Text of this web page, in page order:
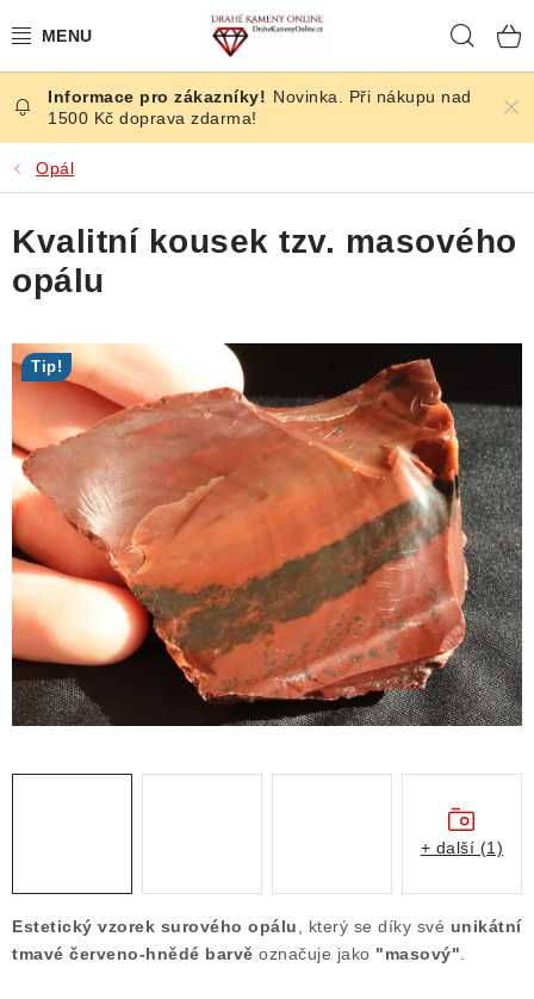
na
ČESKÉ KAMENY
ŠPERKY
KAMENY ZE SVĚTA
BROUŠENÉ
SLEVY
ÚČINKY
KRYSTALY
ČLÁNKY
NALEZIŠTĚ
NÁŠ PŘÍBĚH
VIDEOGALERIE
Ochrana osobních údajů
Novinka. Při nákupu nad
1500 Kč doprava zdarma!
Opál
Estetický vzorek surového opálu , který se díky své unikátní
tmavé červeno-hnědé barvě označuje jako "masový"
Kvalitní kousek tzv. masového
opálu
Tip!
+ další (1)